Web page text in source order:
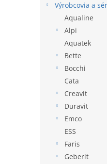
Výrobcovia a
Aqualine
Alpi
Aquatek
Bette
Bocchi
Cata
Creavit
Duravit
Emco
ESS
Faris
Geberit